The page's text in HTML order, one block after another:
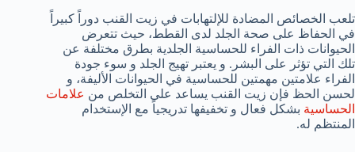
تلعب الخصائص المضادة للإلتهابات في زيت القنب دوراً كبيراً
في الحفاظ على صحة الجلد لدى القطط، حيث تتعرض
الحيوانات ذات الفراء للحساسية الجلدية بطرق مختلفة عن
تلك التي تؤثر على البشر. و يعتبر تهيج الجلد و سوء جودة
الفراء علامتين مهمتين للحساسية في الحيوانات الأليفة، و
لحسن الحظ فإن زيت القنب يساعد على التخلص من علامات
الحساسية بشكل فعال و تخفيفها تدريجياً مع الإستخدام
المنتظم له.